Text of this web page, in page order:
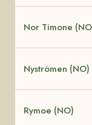
Nor Timone
Nyströmen (NO)
Rymoe (NO)